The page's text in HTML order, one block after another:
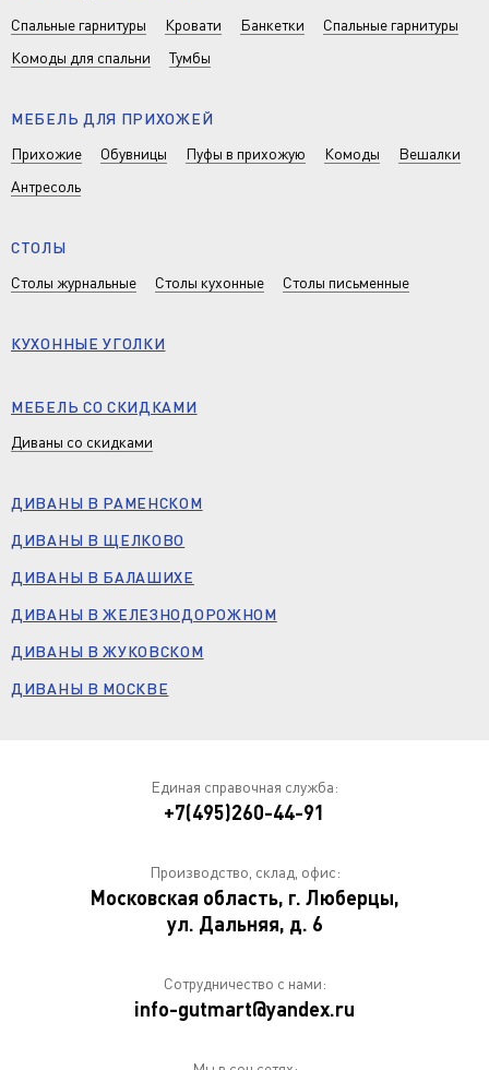
Спальные гарнитуры
Кровати Банкетки
Спальные гарнитуры
Комоды для спальни
Тумбы
МЕБЕЛЬ ДЛЯ ПРИХОЖЕЙ
Прихожие
Обувницы Пуфы в прихожую Комоды
Вешалки
Антресоль
СТОЛЫ
Столы журнальные
Столы кухонные Столы письменные
КУХОННЫЕ УГОЛКИ
МЕБЕЛЬ СО СКИДКАМИ
Диваны со скидками
ДИВАНЫ В РАМЕНСКОМ
ДИВАНЫ В ЩЕЛКОВО
ДИВАНЫ В БАЛАШИХЕ
ДИВАНЫ В ЖЕЛЕЗНОДОРОЖНОМ
ДИВАНЫ В ЖУКОВСКОМ
ДИВАНЫ В МОСКВЕ
Единая справочная служба:
+7(495)260-44-91
Производство, склад, офис:
Московская область, г. Люберцы,
ул. Дальняя, д. 6
Сотрудничество с нами:
info-gutmart@yandex.ru